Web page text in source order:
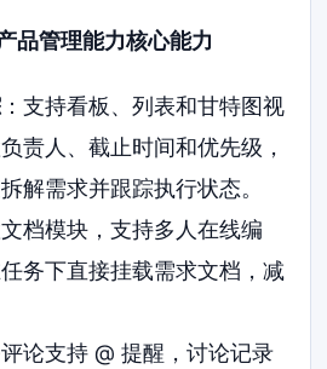
品管理能力核心能力
：支持看板、列表和甘特图视
责人、截止时间和优先级，
解需求并跟踪执行状态。
档模块，支持多人在线编
务下直接挂载需求文档，减
评论支持 @ 提醒，讨论记录